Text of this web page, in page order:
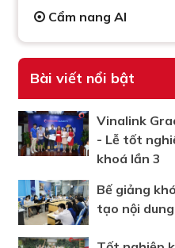
Cẩm nang AI
Bài viết nổi bật
Vinalink
- Lễ tốt
khoá lần 3
Bế giảng
tạo nội